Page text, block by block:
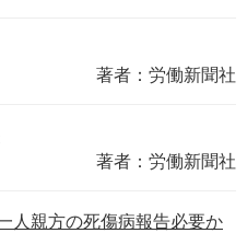
著者：労働新聞社
著者：労働新聞社
人親方の死傷病報告必要か